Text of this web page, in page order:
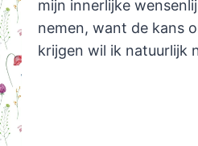
mijn innerlijke
nemen, want de kans
krijgen wil ik natuurlijk